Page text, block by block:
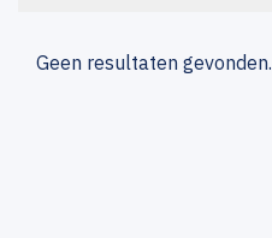
Geen resultaten gevonden.